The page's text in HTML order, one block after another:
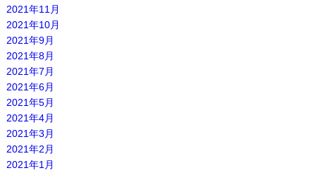
2021年11月
2021年10月
2021年9月
2021年8月
2021年7月
2021年6月
2021年5月
2021年4月
2021年3月
2021年2月
2021年1月